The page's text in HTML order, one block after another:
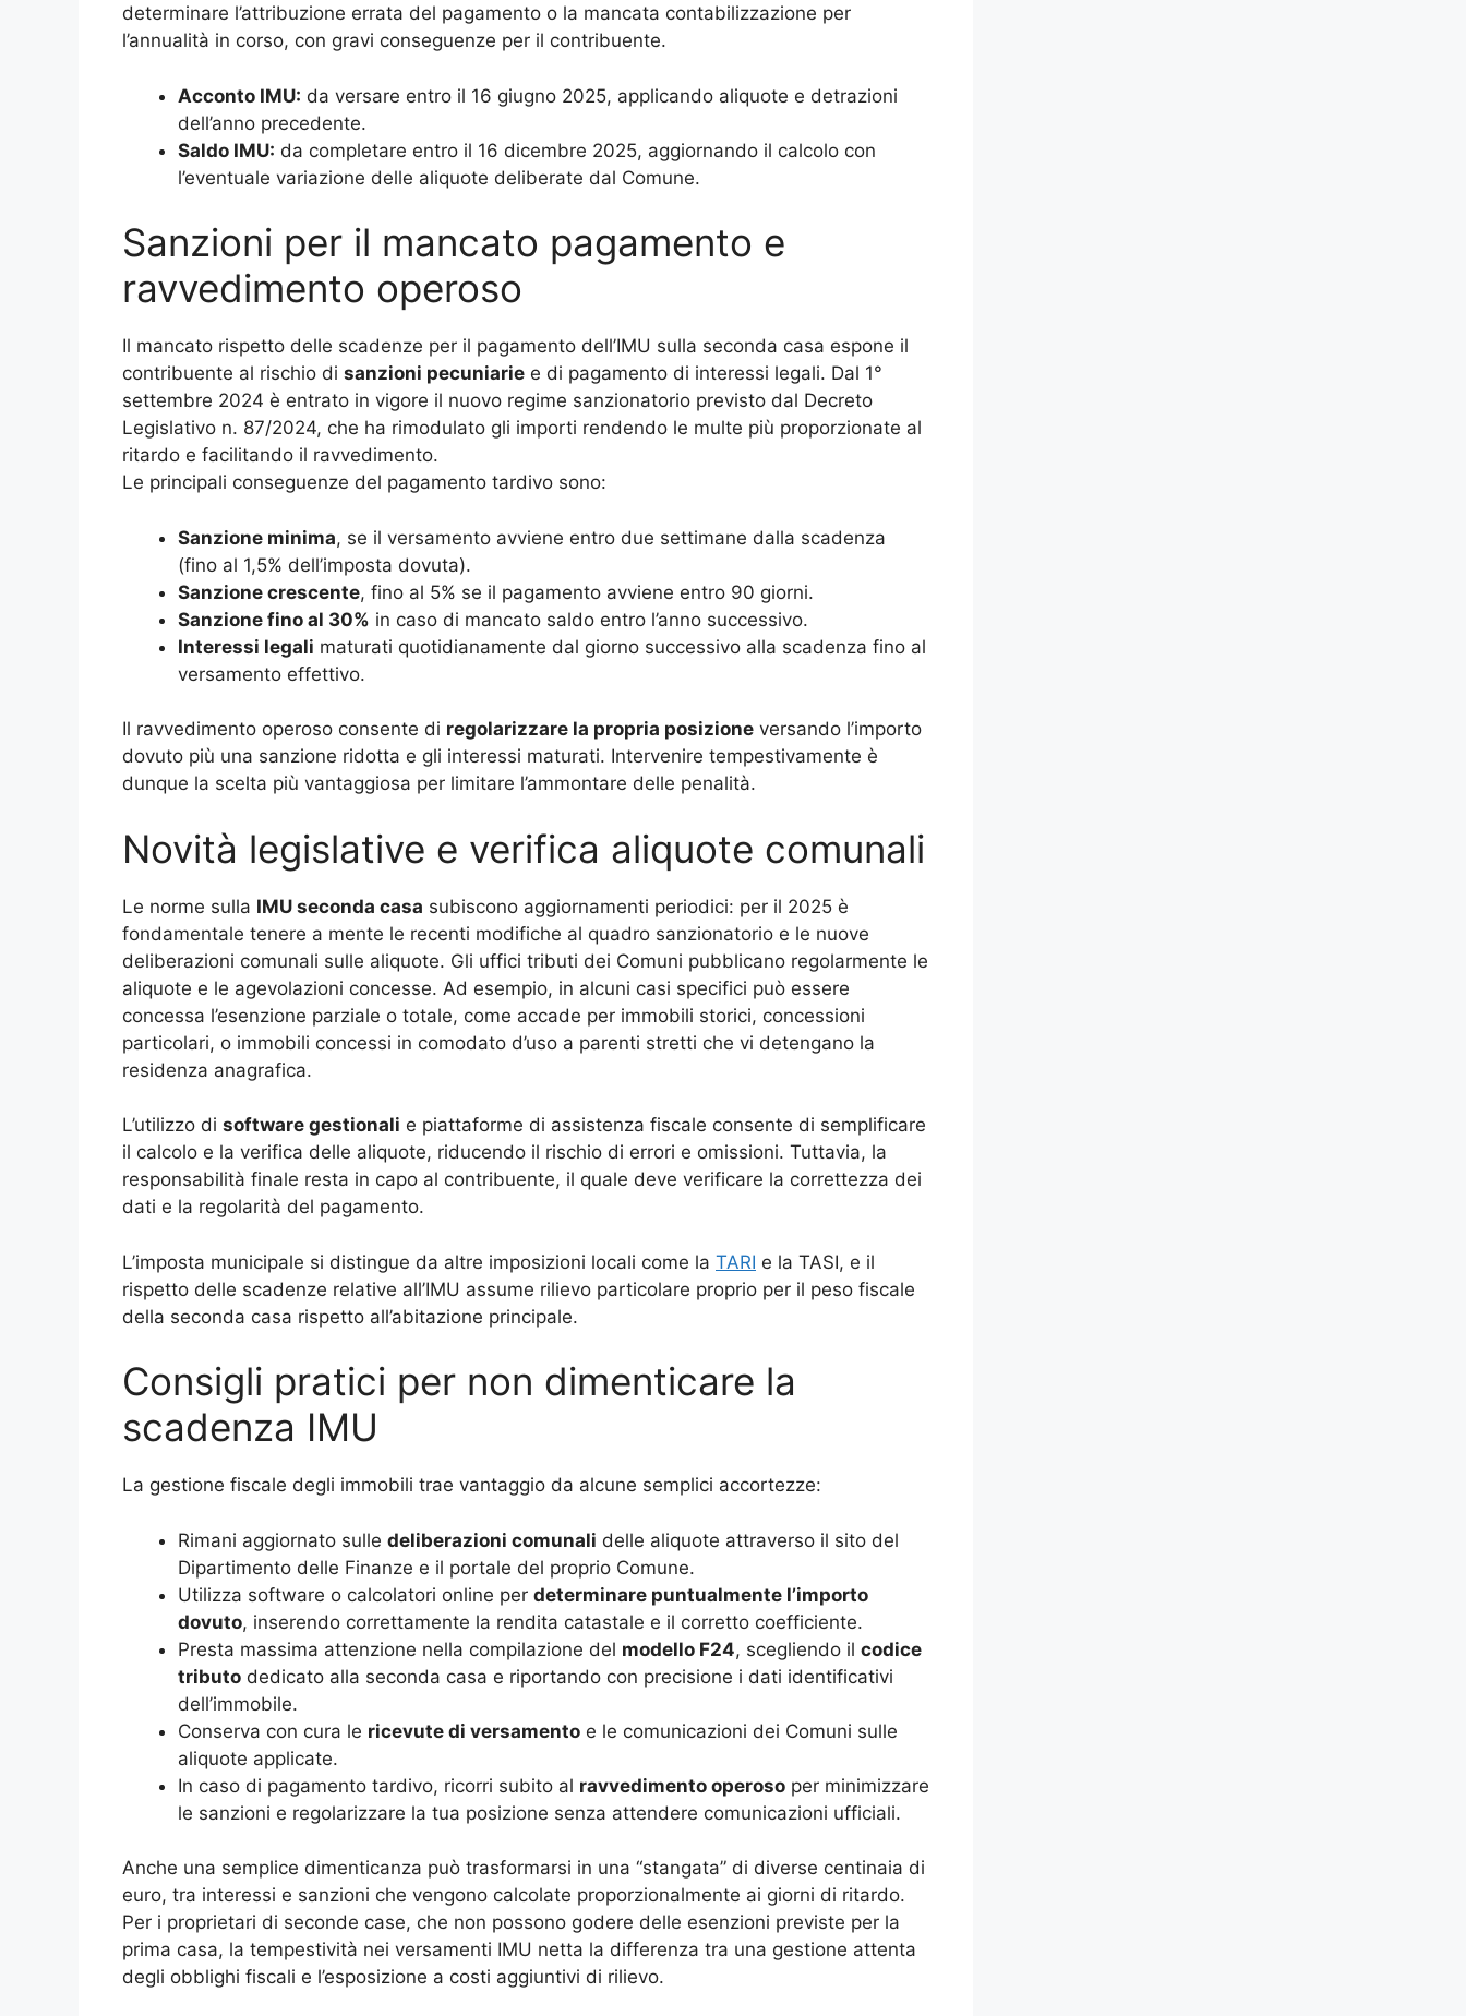
determinare l’attribuzione errata del pagamento o la mancata contabilizzazione per
l’annualità in corso, con gravi conseguenze per il contribuente.
Acconto IMU: da versare entro il 16 giugno 2025, applicando aliquote e detrazioni
dell’anno precedente.
Saldo IMU: da completare entro il 16 dicembre 2025, aggiornando il calcolo con
l’eventuale variazione delle aliquote deliberate dal Comune.
Sanzioni per il mancato pagamento e
ravvedimento operoso
Il mancato rispetto delle scadenze per il pagamento dell’IMU sulla seconda casa espone il
contribuente al rischio di sanzioni pecuniarie e di pagamento di interessi legali. Dal 1°
settembre 2024 è entrato in vigore il nuovo regime sanzionatorio previsto dal Decreto
Legislativo n. 87/2024, che ha rimodulato gli importi rendendo le multe più proporzionate al
ritardo e facilitando il ravvedimento.
Le principali conseguenze del pagamento tardivo sono:
Sanzione minima, se il versamento avviene entro due settimane dalla scadenza
(fino al 1,5% dell’imposta dovuta).
Sanzione crescente, fino al 5% se il pagamento avviene entro 90 giorni.
Sanzione fino al 30% in caso di mancato saldo entro l’anno successivo.
Interessi legali maturati quotidianamente dal giorno successivo alla scadenza fino al
versamento effettivo.
Il ravvedimento operoso consente di regolarizzare la propria posizione versando l’importo
dovuto più una sanzione ridotta e gli interessi maturati. Intervenire tempestivamente è
dunque la scelta più vantaggiosa per limitare l’ammontare delle penalità.
Novità legislative e verifica aliquote comunali
Le norme sulla IMU seconda casa subiscono aggiornamenti periodici: per il 2025 è
fondamentale tenere a mente le recenti modifiche al quadro sanzionatorio e le nuove
deliberazioni comunali sulle aliquote. Gli uffici tributi dei Comuni pubblicano regolarmente le
aliquote e le agevolazioni concesse. Ad esempio, in alcuni casi specifici può essere
concessa l’esenzione parziale o totale, come accade per immobili storici, concessioni
particolari, o immobili concessi in comodato d’uso a parenti stretti che vi detengano la
residenza anagrafica.
L’utilizzo di software gestionali e piattaforme di assistenza fiscale consente di semplificare
il calcolo e la verifica delle aliquote, riducendo il rischio di errori e omissioni. Tuttavia, la
responsabilità finale resta in capo al contribuente, il quale deve verificare la correttezza dei
dati e la regolarità del pagamento.
L’imposta municipale si distingue da altre imposizioni locali come la TARI e la TASI, e il
rispetto delle scadenze relative all’IMU assume rilievo particolare proprio per il peso fiscale
della seconda casa rispetto all’abitazione principale.
Consigli pratici per non dimenticare la
scadenza IMU
La gestione fiscale degli immobili trae vantaggio da alcune semplici accortezze:
Rimani aggiornato sulle deliberazioni comunali delle aliquote attraverso il sito del
Dipartimento delle Finanze e il portale del proprio Comune.
Utilizza software o calcolatori online per determinare puntualmente l’importo
dovuto, inserendo correttamente la rendita catastale e il corretto coefficiente.
Presta massima attenzione nella compilazione del modello F24, scegliendo il codice
tributo dedicato alla seconda casa e riportando con precisione i dati identificativi
dell’immobile.
Conserva con cura le ricevute di versamento e le comunicazioni dei Comuni sulle
aliquote applicate.
In caso di pagamento tardivo, ricorri subito al ravvedimento operoso per minimizzare
le sanzioni e regolarizzare la tua posizione senza attendere comunicazioni ufficiali.
Anche una semplice dimenticanza può trasformarsi in una “stangata” di diverse centinaia di
euro, tra interessi e sanzioni che vengono calcolate proporzionalmente ai giorni di ritardo.
Per i proprietari di seconde case, che non possono godere delle esenzioni previste per la
prima casa, la tempestività nei versamenti IMU netta la differenza tra una gestione attenta
degli obblighi fiscali e l’esposizione a costi aggiuntivi di rilievo.